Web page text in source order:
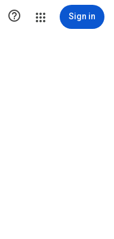
 Sign in